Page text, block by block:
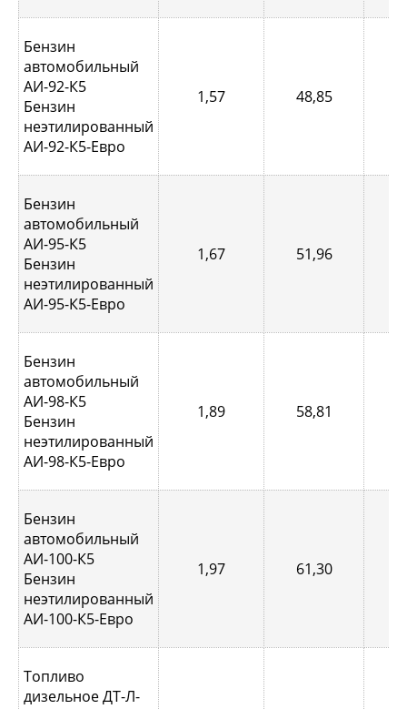
Бензин
автомобильный
АИ-92-К5
Бензин
неэтилированный
АИ-92-К5-Евро
1,57 48,85
Бензин
автомобильный
АИ-95-К5
Бензин
неэтилированный
АИ-95-К5-Евро
1,67 51,96
Бензин
автомобильный
АИ-98-К5
Бензин
неэтилированный
АИ-98-К5-Евро
1,89 58,81
Бензин
автомобильный
АИ-100-К5
Бензин
неэтилированный
АИ-100-К5-Евро
1,97 61,30
Топливо
дизельное ДТ-Л-